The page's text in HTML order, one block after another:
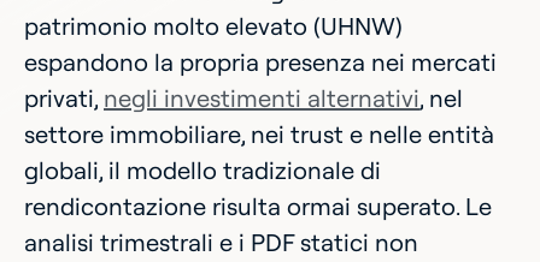
patrimonio molto elevato (UHNW)
espandono la propria presenza nei mercati
privati, negli investimenti alternativi, nel
settore immobiliare, nei trust e nelle entità
globali, il modello tradizionale di
rendicontazione risulta ormai superato. Le
analisi trimestrali e i PDF statici non